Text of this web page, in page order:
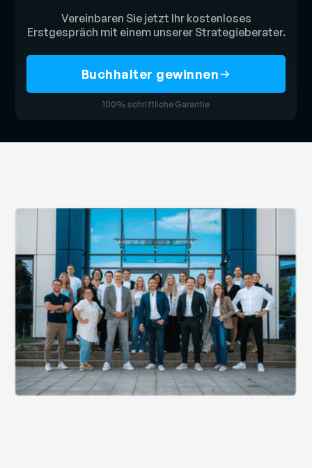
Vereinbaren Sie jetzt Ihr kostenloses
Erstgespräch mit einem unserer Strategieberater.
Buchhalter gewinnen
100% schriftliche Garantie